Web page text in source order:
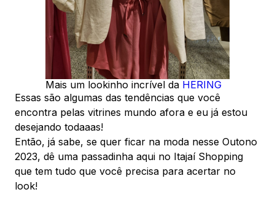
Mais um lookinho incrível da HERING
Essas são algumas das tendências que você
encontra pelas vitrines mundo afora e eu já estou
desejando todaaas!
Então, já sabe, se quer ficar na moda nesse Outono
2023, dê uma passadinha aqui no Itajaí Shopping
que tem tudo que você precisa para acertar no
look!